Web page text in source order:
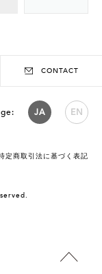
CONTACT
JA EN
定商取引法に基づく表記